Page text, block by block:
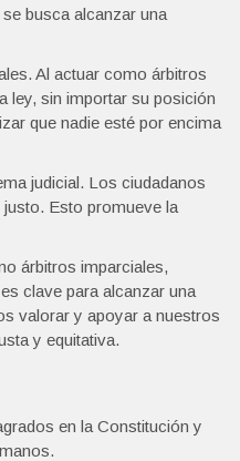
busca alcanzar una
Al actuar como árbitros
ley, sin importar su posición
que nadie esté por encima
judicial. Los ciudadanos
justo. Esto promueve la
árbitros imparciales,
clave para alcanzar una
valorar y apoyar a nuestros
y equitativa.
en la Constitución y